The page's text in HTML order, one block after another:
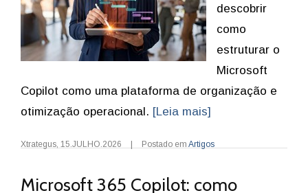
descobrir
como
estruturar o
Microsoft
Copilot como uma plataforma de organização e
otimização operacional. [Leia mais]
Xtrategus, 15.JULHO.2026 Postado em Artigos
Microsoft 365 Copilot: como